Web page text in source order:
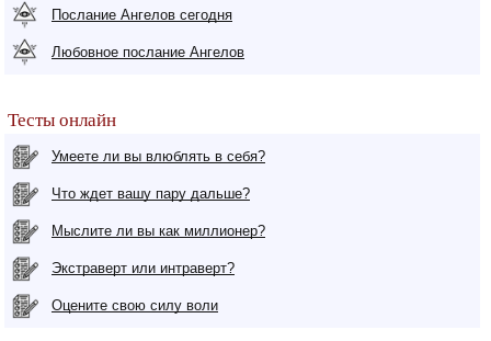
Послание Ангелов сегодня
Любовное послание Ангелов
Тесты онлайн
Умеете ли вы влюблять в себя?
Что ждет вашу пару дальше?
Мыслите ли вы как миллионер?
Экстраверт или интраверт?
Оцените свою силу воли